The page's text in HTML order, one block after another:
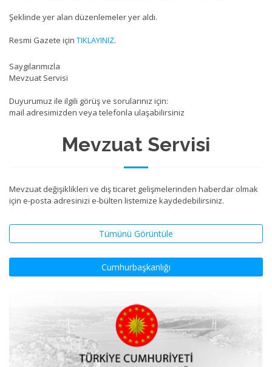
Mevzuat Servisi
Mevzuat değişiklikleri ve dış ticaret gelişmelerinden haberdar olmak
için e-posta adresinizi e-bülten listemize kaydedebilirsiniz.
Tümünü Görüntüle
Cumhurbaşkanlığı
Şeklinde yer alan düzenlemeler yer aldı.
Resmi Gazete için TIKLAYINIZ.
Saygılarımızla
Mevzuat Servisi
Duyurumuz ile ilgili görüş ve sorularınız için:
mail adresimizden veya telefonla ulaşabilirsiniz